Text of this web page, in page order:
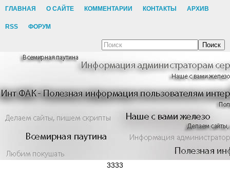
ГЛАВНАЯ О САЙТЕ КОММЕНТАРИИ КОНТАКТЫ АРХИВ
RSS ФОРУМ
Поиск
3333